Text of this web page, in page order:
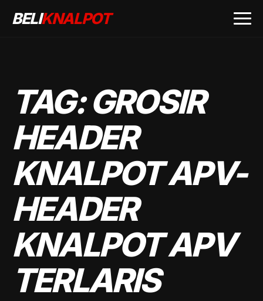
BELIKNALPOT
TAG:GROSIR
HEADER
KNALPOT APV-
HEADER
KNALPOT APV
TERLARIS